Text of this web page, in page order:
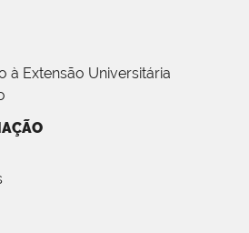
à Extensão Universitária